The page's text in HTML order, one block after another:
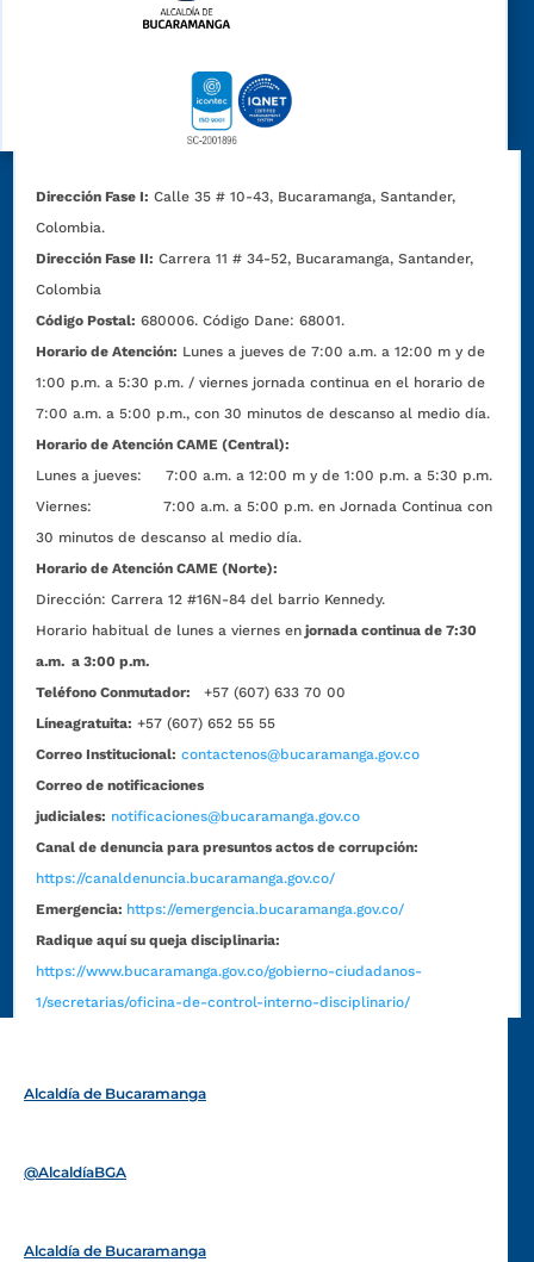
Dirección Fase I: Calle 35 # 10-43, Bucaramanga, Santander,
Colombia.
Dirección Fase II: Carrera 11 # 34-52, Bucaramanga, Santander,
Colombia
Código Postal: 680006. Código Dane: 68001.
Horario de Atención: Lunes a jueves de 7:00 a.m. a 12:00 m y de
1:00 p.m. a 5:30 p.m. / viernes jornada continua en el horario de
7:00 a.m. a 5:00 p.m., con 30 minutos de descanso al medio día.
Horario de Atención CAME (Central):
Lunes a jueves: 7:00 a.m. a 12:00 m y de 1:00 p.m. a 5:30 p.m.
Viernes: 7:00 a.m. a 5:00 p.m. en Jornada Continua con
30 minutos de descanso al medio día.
Horario de Atención CAME (Norte):
Dirección:Carrera 12 #16N-84 del barrio Kennedy.
Horario habitual de lunes a viernes en jornada continua de 7:30
a.m. a 3:00 p.m.
Teléfono Conmutador:
+57 (607) 633 70 00
Líneagratuita: +57 (607) 652 55 55
Correo Institucional: contactenos@bucaramanga.gov.co
Correo de notificaciones
judiciales: notificaciones@bucaramanga.gov.co
Canal de denuncia para presuntos actos de corrupción:
https://canaldenuncia.bucaramanga.gov.co/
Emergencia: https://emergencia.bucaramanga.gov.co/
Radique aquí su queja disciplinaria:
https://www.bucaramanga.gov.co/gobierno-ciudadanos-
1/secretarias/oficina-de-control-interno-disciplinario/
Alcaldía de Bucaramanga
@AlcaldíaBGA
Alcaldía de Bucaramanga